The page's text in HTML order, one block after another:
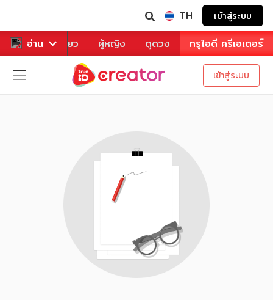
TH เข้าสู่ระบบ
อ่าน
หาร ท่องเที่ยว ผู้หญิง ดูดวง ทรูไอดี ครีเอเตอร์
เข้าสู่ระบบ